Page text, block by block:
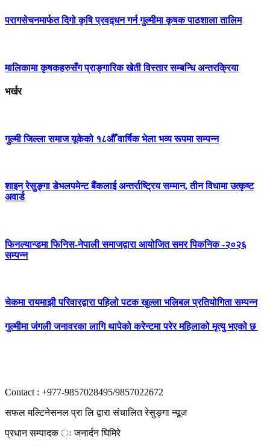
परागसेचनमार्फत दिगो कृषि प्रवद्र्धन गर्न गुल्मीमा कृषक पाठशाला तालिम
मालिकामा कृषकहरुसँग प्राङ्गारिक खेती विस्तार सम्बन्धि अन्तरक्रिया
भर्खर
गुल्मी जिल्ला समाज यूकेको १८औँ वार्षिक भेला भव्य रूपमा सम्पन्न
शाइन रेसुङ्गा डेभलपमेन्ट बैंकलाई अन्तर्राष्ट्रिय सम्मान, तीन विधामा उत्कृष्ट
अवार्ड
फिनल्यान्डमा फिनिस-नेपाली समाजद्वारा आयोजित समर पिकनिक -२०२६
सम्पन्न
चेकमा रायमाझी परिवारद्वारा पहिलो पटक खुल्ला भलिबल प्रतियोगिता सम्पन्न
गुल्मीमा जंगली जनावरका लागि थापेको करेन्टमा परेर महिलाको मृत्यु भएको छ
Contact : +977-9857028495/9857022672
सफल मल्टिनेसनल प्रा लि द्वारा संचालित रेसुङ्गा न्यूज
प्रधान सम्पादक ः जनार्दन घिमिरे